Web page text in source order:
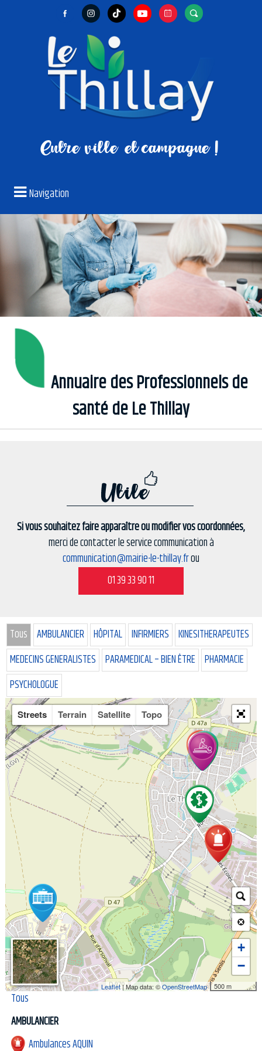
Entre ville et campagne !
Navigation
Annuaire des Professionnels de
santé de Le Thillay
Si vous souhaitez faire apparaître ou modifier vos coordonnées,
merci de contacter le service communication à
communication@mairie-le-thillay.frou
01 39 33 90 11
Tous AMBULANCIER HÔPITAL INFIRMIERS
KINESITHERAPEUTES
MEDECINS GENERALISTES
PARAMEDICAL – BIEN ÊTRE
PHARMACIE
PSYCHOLOGUE
Streets Terrain Satellite Topo
+
−
500 m
Leaflet| Map data: ©OpenStreetMap
Tous
AMBULANCIER
Ambulances AQUIN